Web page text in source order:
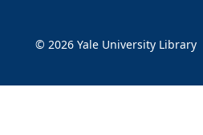
© 2026 Yale University